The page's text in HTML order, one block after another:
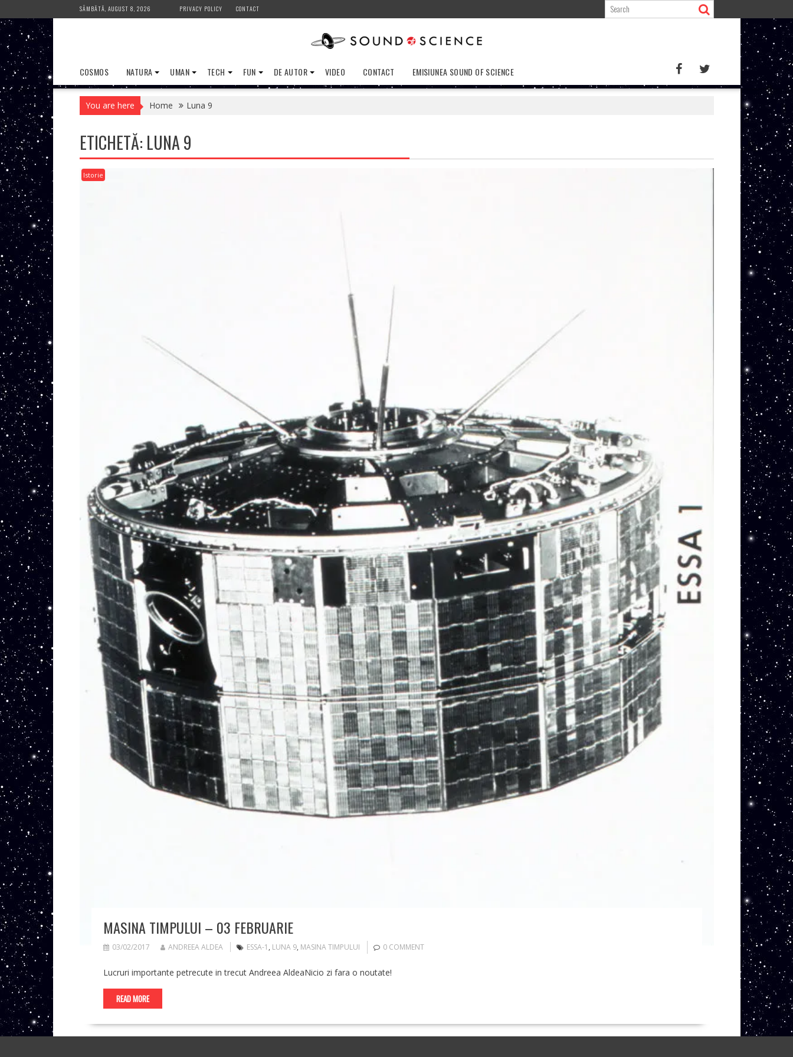
to
content
SÂMBĂTĂ, AUGUST 8, 2026 PRIVACY POLICY CONTACT
COSMOS NATURA UMAN TECH FUN DE AUTOR VIDEO CONTACT EMISIUNEA SOUND OF SCIENCE
You are here Home Luna 9
ETICHETĂ: LUNA 9
Istorie
MASINA TIMPULUI – 03 FEBRUARIE
03/02/2017 ANDREEA ALDEA ESSA-1 , LUNA 9, MASINA TIMPULUI 0 COMMENT
Lucruri importante petrecute in trecut Andreea AldeaNicio zi fara o noutate!
READ MORE